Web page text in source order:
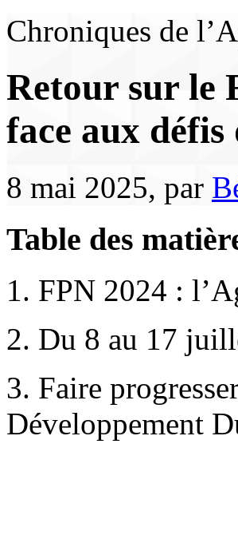
Chroniques de
Retour sur le
face aux défis
8 mai 2025, par
Table des
1. FPN 2024 :
2. Du 8 au 17
3. Faire
Développement